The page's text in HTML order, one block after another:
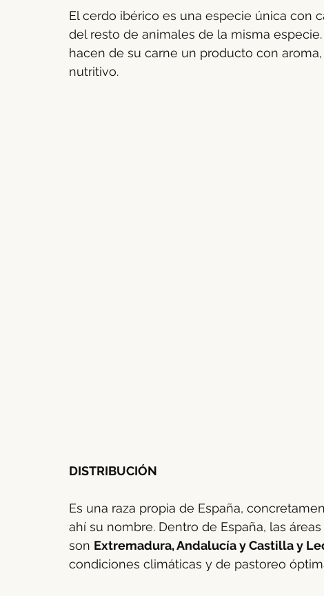
Peludos caninos Agricultura y ganadería
El cerdo ibérico es una especie única con
del resto de animales de la misma
hacen de su carne un producto con
nutritivo.
DISTRIBUCIÓN
Es una raza propia de España,
ahí su nombre. Dentro de España, las
son Extremadura, Andalucía y Castilla y
condiciones climáticas y de pastoreo